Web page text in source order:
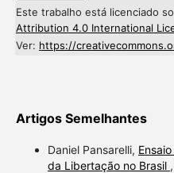
Este trabalho está licenciado
Attribution 4.0 International
Ver: https://
Artigos Semelhantes
Daniel Pansarelli,
da Libertação no Brasil ,